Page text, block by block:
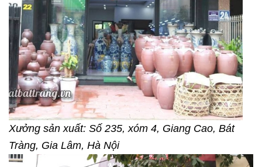
Xưởng sản xuất: Số 235, xóm 4, Giang Cao, Bát
Tràng, Gia Lâm, Hà Nội